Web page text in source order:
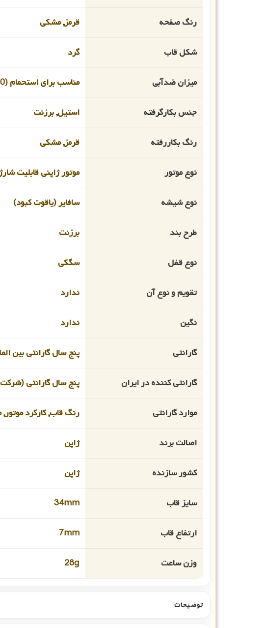
رنگ صفحه قرمز,مشکی
شکل قاب گرد
میزان ضدآبی مناسب برای استحمام (50متر)
جنس بکارگرفته استیل,برزنت
رنگ بکاررفته قرمز,مشکی
نوع موتور موتور ژاپنی قابلیت
نوع شیشه سافایر (یاقوت کبود)
طرح بند برزنت
نوع قفل سگکی
تقویم و نوع آن ندارد
نگین ندارد
گارانتی پنج سال گارانتی بین
گارانتی کننده در ایران پنج سال گارانتی
موارد گارانتی رنگ قاب, کارکرد
اصالت برند ژاپن
کشور سازنده ژاپن
سایز قاب 34mm
ارتفاع قاب 7mm
وزن ساعت 28g
توضیحات